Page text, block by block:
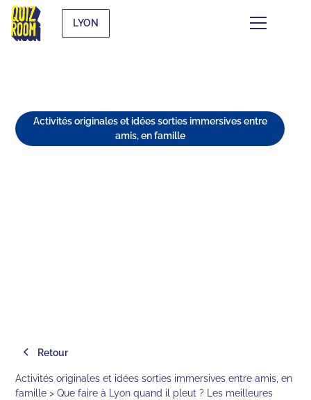
LYON
Activités originales et idées sorties immersives entre
amis, en famille
Retour
Activités originales et idées sorties immersives entre amis, en
famille > Que faire à Lyon quand il pleut ? Les meilleures